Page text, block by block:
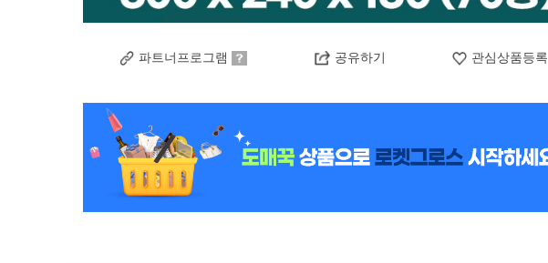
파트너프로그램 공유하기 관심상품등록